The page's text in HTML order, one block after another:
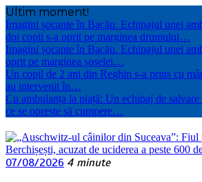
Ultim moment!
Imagini șocante în Bacău. Echipajul unei
doi copii s-a oprit pe marginea drumului…
Imagini șocante în Bacău. Echipajul unei
oprit pe marginea șoselei…
Un copil de 2 ani din Reghin s-a prins cu
au intervenit în…
Cu ambulanța la piață: Un echipaj de
ce se oprește să cumpere…
07/08/2026 4 minute